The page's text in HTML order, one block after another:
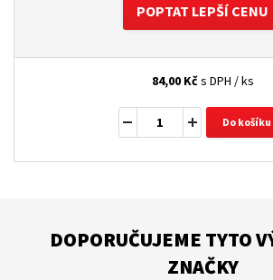
POPTAT LEPŠÍ CENU
84,00 Kčs DPH / ks
Do košíku
DOPORUČUJEME TYTO
ZNAČKY